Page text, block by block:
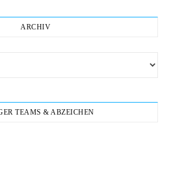
ARCHIV
TEAMS & ABZEICHEN